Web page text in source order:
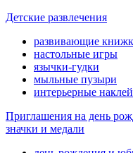
Детские развлечения
развивающие
настольные игры
язычки-гудки
мыльные пузыри
интерьерные
Приглашения на день
значки и медали